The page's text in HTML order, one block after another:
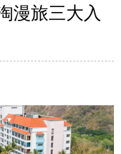
漫旅三大入